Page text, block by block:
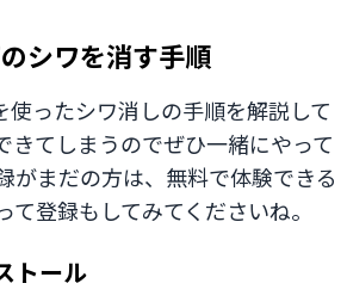
シワを消す手順
ったシワ消しの手順を解説して
きてしまうのでぜひ一緒にやって
がまだの方は、無料で体験できる
て登録もしてみてくださいね。
トール